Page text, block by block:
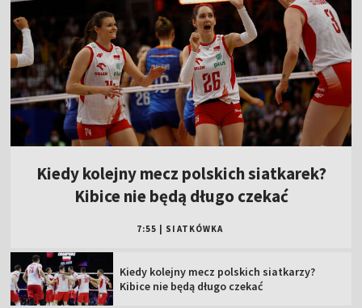
Kiedy kolejny mecz polskich siatkarek?
Kibice nie będą długo czekać
7:55 SIATKÓWKA
Kiedy kolejny mecz polskich siatkarzy?
Kibice nie będą długo czekać